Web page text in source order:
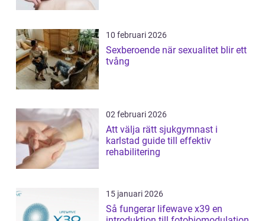
10 februari 2026
Sexberoende när sexualitet blir ett
tvång
02 februari 2026
Att välja rätt sjukgymnast i
karlstad guide till effektiv
rehabilitering
15 januari 2026
Så fungerar lifewave x39 en